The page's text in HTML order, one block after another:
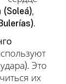
,
.
Это
их